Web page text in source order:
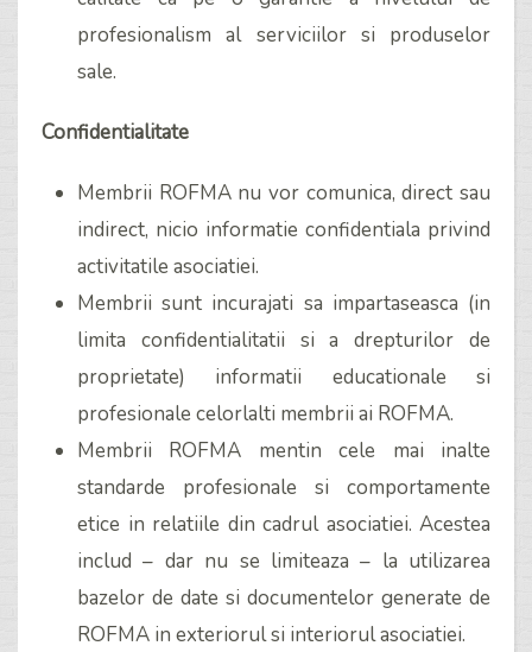
profesionalism al serviciilor si produselor
sale.
Confidentialitate
Membrii ROFMA nu vor comunica, direct sau
indirect, nicio informatie confidentiala privind
activitatile asociatiei.
Membrii sunt incurajati sa impartaseasca (in
limita confidentialitatii si a drepturilor de
proprietate) informatii educationale si
profesionale celorlalti membrii ai ROFMA.
Membrii ROFMA mentin cele mai inalte
standarde profesionale si comportamente
etice in relatiile din cadrul asociatiei. Acestea
includ – dar nu se limiteaza – la utilizarea
bazelor de date si documentelor generate de
ROFMA in exteriorul si interiorul asociatiei.